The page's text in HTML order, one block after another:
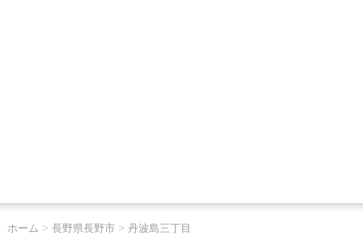
ホーム > 長野県長野市> 丹波島三丁目